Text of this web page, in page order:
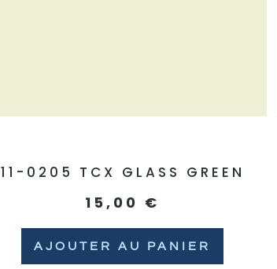
11-0205 TCX GLASS GREEN
15,00 €
AJOUTER AU PANIER